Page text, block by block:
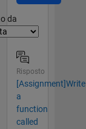
da
Risposto
[Assignment]Write
a
function
called